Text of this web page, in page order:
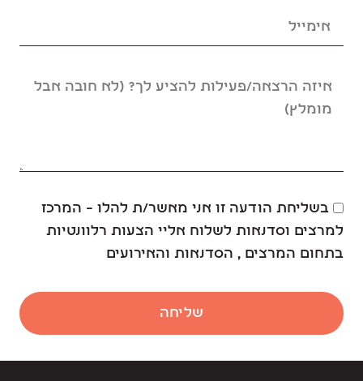
בשליחת הודעה זו אני מאשר/ת להלו – המרכז
למרצים וסדנאות לשלוח אליי הצעות רלוונטיות
בתחום המרצים , הסדנאות והאירועים
שליחה